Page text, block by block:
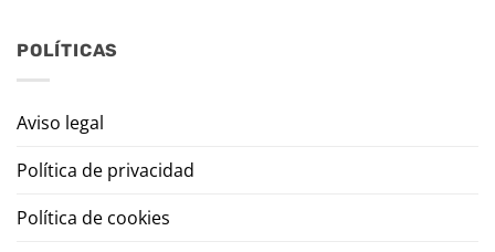
POLÍTICAS
Aviso legal
Política de privacidad
Política de cookies